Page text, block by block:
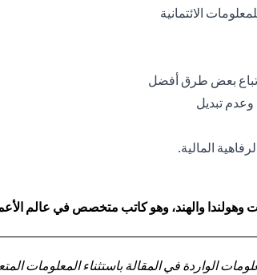
للمعلومات الائتمانية
اتباع بعض طرق أفضل
تبديل
المالية.
والهند، وهو كاتب متخصص في عالم
الواردة في المقالة باستثناء المعلومات